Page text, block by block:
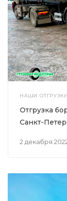
НАШИ ОТГРУЗКИ
2 декабря
Отгрузка
Санкт-